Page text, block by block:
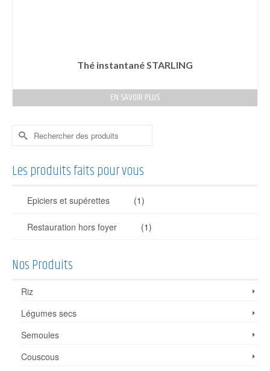
Thé instantané STARLING
EN SAVOIR PLUS
Rechercher :
Les produits faits pour vous
Epiciers et supérettes (1)
Restauration hors foyer (1)
Nos Produits
Riz
Légumes secs
Semoules
Couscous